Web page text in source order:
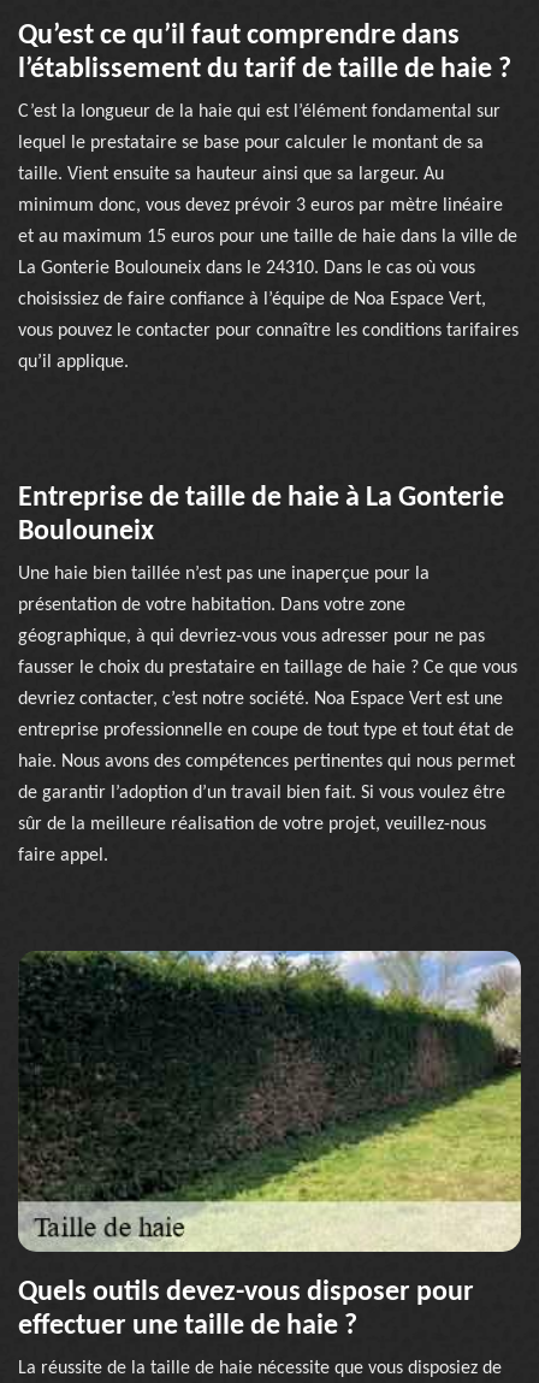
Qu’est ce qu’il faut comprendre dans
l’établissement du tarif de taille de haie ?
C’est la longueur de la haie qui est l’élément fondamental sur
lequel le prestataire se base pour calculer le montant de sa
taille. Vient ensuite sa hauteur ainsi que sa largeur. Au
minimum donc, vous devez prévoir 3 euros par mètre linéaire
et au maximum 15 euros pour une taille de haie dans la ville de
La Gonterie Boulouneix dans le 24310. Dans le cas où vous
choisissiez de faire confiance à l’équipe de Noa Espace Vert,
vous pouvez le contacter pour connaître les conditions tarifaires
qu’il applique.
Entreprise de taille de haie à La Gonterie
Boulouneix
Une haie bien taillée n’est pas une inaperçue pour la
présentation de votre habitation. Dans votre zone
géographique, à qui devriez-vous vous adresser pour ne pas
fausser le choix du prestataire en taillage de haie ? Ce que vous
devriez contacter, c’est notre société. Noa Espace Vert est une
entreprise professionnelle en coupe de tout type et tout état de
haie. Nous avons des compétences pertinentes qui nous permet
de garantir l’adoption d’un travail bien fait. Si vous voulez être
sûr de la meilleure réalisation de votre projet, veuillez-nous
faire appel.
Quels outils devez-vous disposer pour
effectuer une taille de haie ?
La réussite de la taille de haie nécessite que vous disposiez de